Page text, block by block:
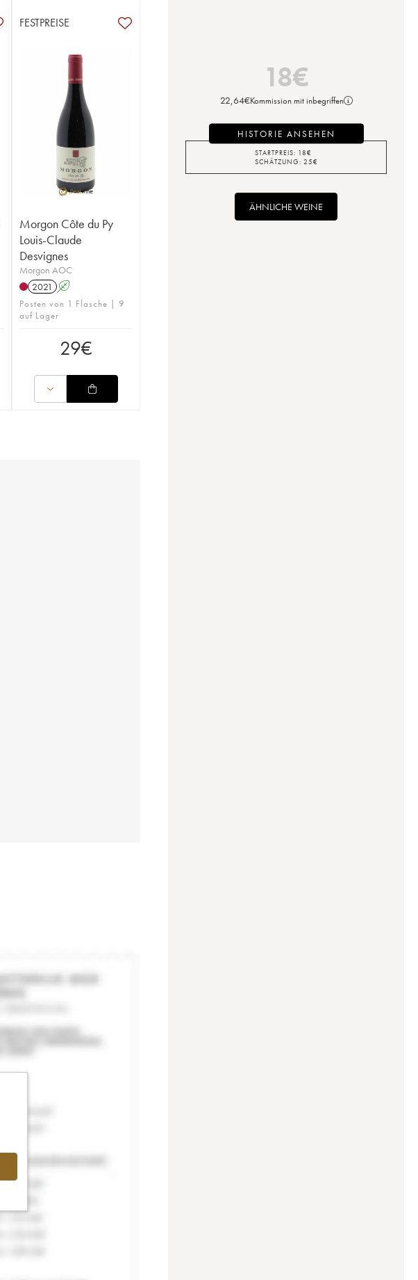
FESTPREISE
Morgon Côte du Py
Louis-Claude
Desvignes
Morgon AOC
2021
A
Posten von 1 Flasche | 9
auf Lager
29€
18€
22,64€Kommission mit inbegriffen
HISTORIE ANSEHEN
STARTPREIS: 18€
SCHÄTZUNG: 25€
ÄHNLICHE WEINE